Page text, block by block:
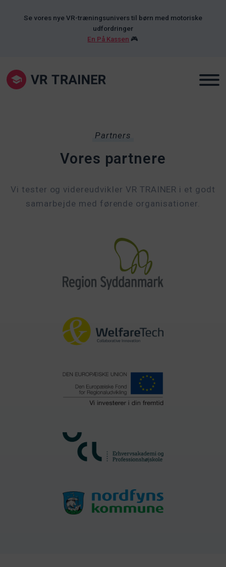
Se vores nye VR-træningsunivers til børn med motoriske
udfordringer
En På Kassen 🎮
Partners
Vores partnere
Vi tester og videreudvikler VR TRAINER i et godt
samarbejde med førende organisationer.